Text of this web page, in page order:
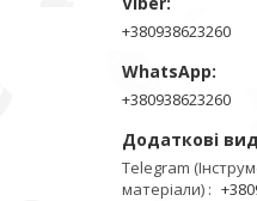
+380938623260
+380938623260
Telegram
матеріали)